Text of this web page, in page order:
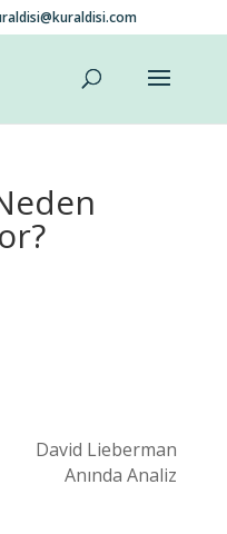
David Lieberman
Anında Analiz